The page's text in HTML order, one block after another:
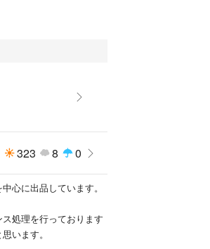
で掲載しています。
はご遠慮下さい。
ましたのでご安心でき
323 8 0
心に出品しています。
処理を行っております
います。